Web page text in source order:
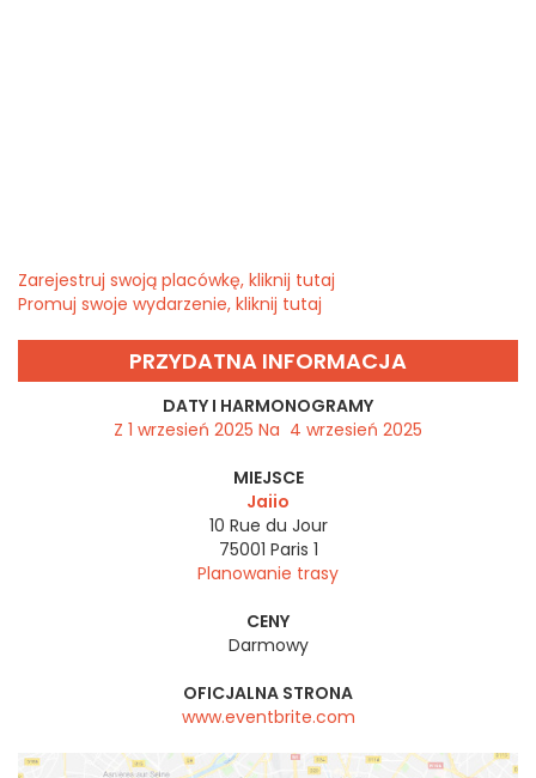
Zarejestruj swoją placówkę, kliknij tutaj
Promuj swoje wydarzenie, kliknij tutaj
PRZYDATNA INFORMACJA
DATY I HARMONOGRAMY
Z 1 wrzesień 2025 Na 4 wrzesień 2025
MIEJSCE
Jaiio
10 Rue du Jour
75001 Paris 1
Planowanie trasy
CENY
Darmowy
OFICJALNA STRONA
www.eventbrite.com